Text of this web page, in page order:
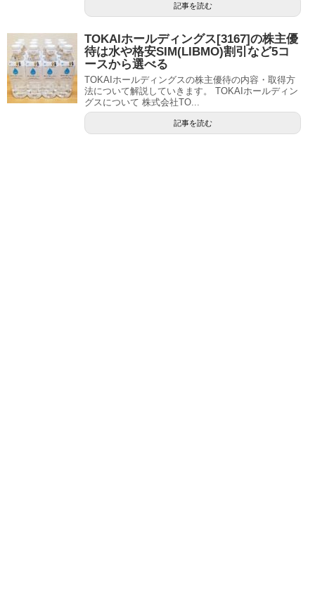
記事を読む
TOKAIホールディングス[3167]の株主優
待は水や格安SIM(LIBMO)割引など5コ
ースから選べる
TOKAIホールディングスの株主優待の内容・取得方
法について解説していきます。 TOKAIホールディン
グスについて 株式会社TO...
記事を読む